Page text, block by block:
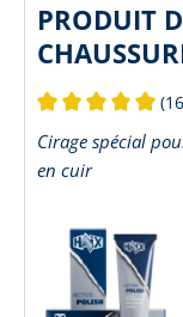
PRODUIT
Cirage spécial
en cuir